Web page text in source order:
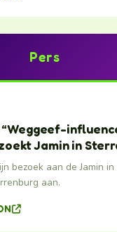
Pers
Jamin in
bezoek aan de Jamin in
aan.